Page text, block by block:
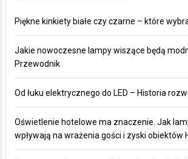
Piękne kinkiety białe czy czarne – które
Jakie nowoczesne lampy wiszące będą
Przewodnik
Od łuku elektrycznego do LED – Historia
Oświetlenie hotelowe ma znaczenie. Jak
wpływają na wrażenia gości i zyski obiektów